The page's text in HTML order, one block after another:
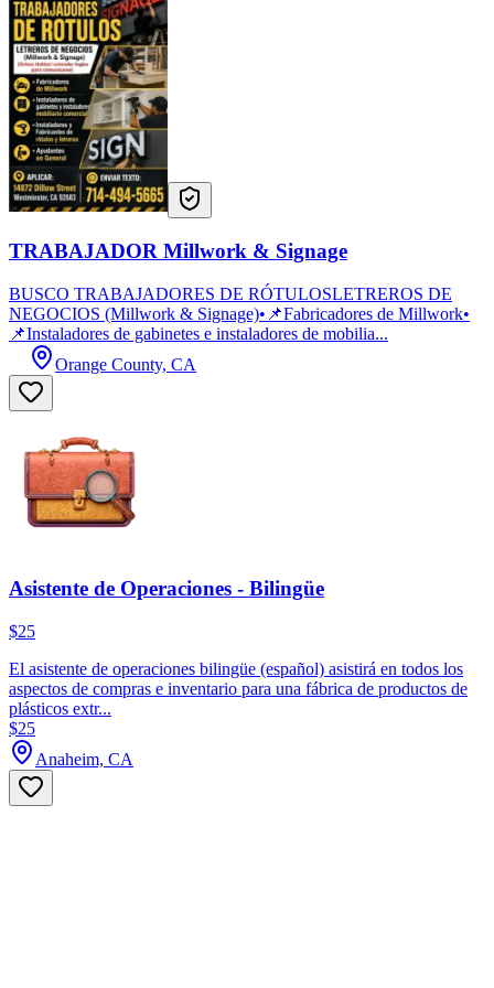
TRABAJADOR Millwork & Signage
BUSCO TRABAJADORES DE RÓTULOSLETREROS DE
NEGOCIOS (Millwork & Signage)•📌Fabricadores de Millwork•
📌Instaladores de gabinetes e instaladores de mobilia...
Orange County, CA
Asistente de Operaciones - Bilingüe
$25
El asistente de operaciones bilingüe (español) asistirá en todos los
aspectos de compras e inventario para una fábrica de productos de
plásticos extr...
$25
Anaheim, CA